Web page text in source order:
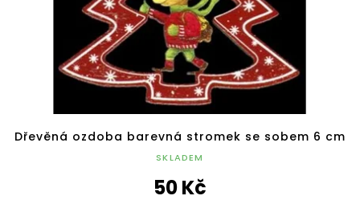
Dřevěná ozdoba barevná stromek se sobem 6 cm
SKLADEM
50 Kč